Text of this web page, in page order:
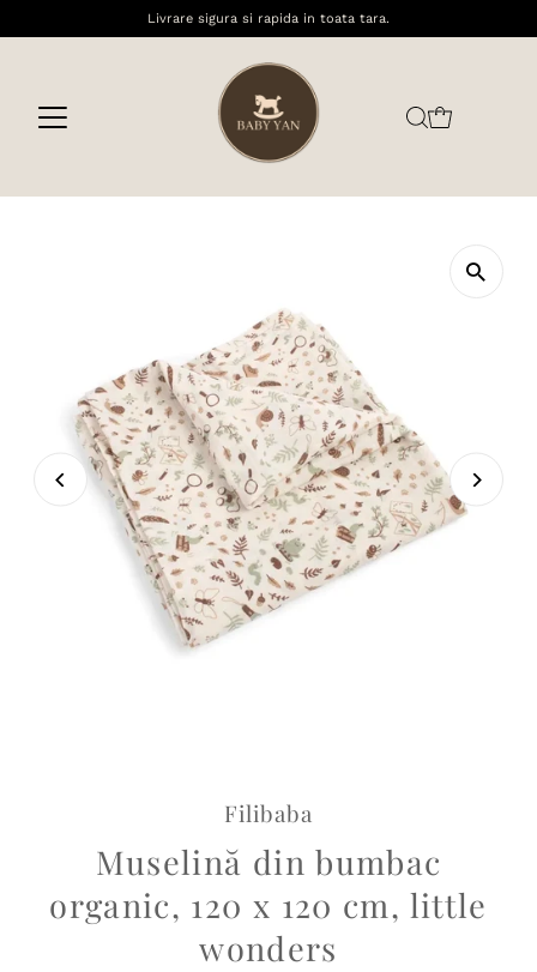
Livrare sigura si rapida in toata tara.
Filibaba
Muselină din bumbac
organic, 120 x 120 cm, little
wonders